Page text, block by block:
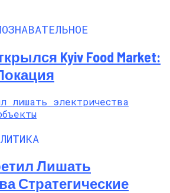
Kyiv Food Market:
Лишать
Стратегические